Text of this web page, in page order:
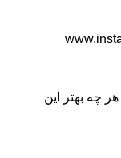
هر چه بهتر این